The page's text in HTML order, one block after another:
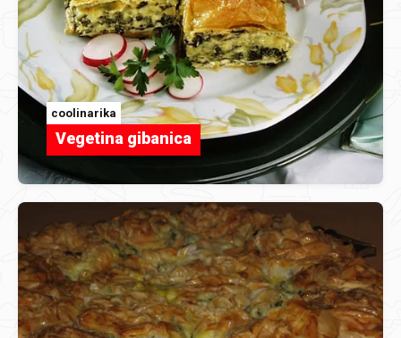
coolinarika
Vegetina gibanica